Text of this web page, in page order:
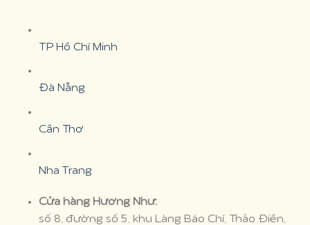
TP Hồ Chí Minh
Đà Nẵng
Cần Thơ
Nha Trang
Cửa hàng Hương Như:
số 8, đường số 5, khu Làng Báo Chí, Thảo Điền,